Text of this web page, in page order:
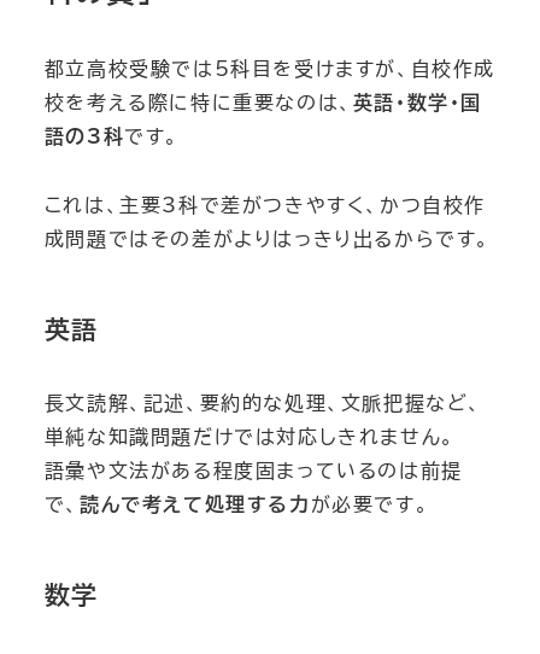
都立高校受験では5科目を受けますが、自校作成
校を考える際に特に重要なのは、 英語・数学・国
語の3科です。
これは、主要3科で差がつきやすく、かつ自校作
成問題ではその差がよりはっきり出るからです。
英語
長文読解、記述、要約的な処理、文脈把握など、
単純な知識問題だけでは対応しきれません。
語彙や文法がある程度固まっているのは前提
で、 読んで考えて処理する力 が必要です。
数学